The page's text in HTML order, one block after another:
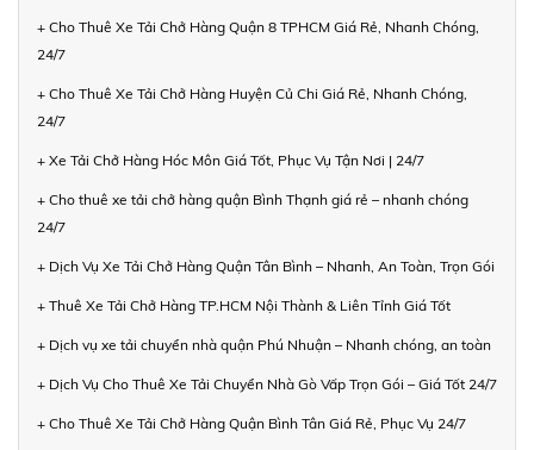
+ Cho Thuê Xe Tải Chở Hàng Quận 8 TPHCM Giá Rẻ, Nhanh Chóng,
24/7
+ Cho Thuê Xe Tải Chở Hàng Huyện Củ Chi Giá Rẻ, Nhanh Chóng,
24/7
+ Xe Tải Chở Hàng Hóc Môn Giá Tốt, Phục Vụ Tận Nơi | 24/7
+ Cho thuê xe tải chở hàng quận Bình Thạnh giá rẻ – nhanh chóng
24/7
+ Dịch Vụ Xe Tải Chở Hàng Quận Tân Bình – Nhanh, An Toàn, Trọn Gói
+ Thuê Xe Tải Chở Hàng TP.HCM Nội Thành & Liên Tỉnh Giá Tốt
+ Dịch vụ xe tải chuyển nhà quận Phú Nhuận – Nhanh chóng, an toàn
+ Dịch Vụ Cho Thuê Xe Tải Chuyển Nhà Gò Vấp Trọn Gói – Giá Tốt 24/7
+ Cho Thuê Xe Tải Chở Hàng Quận Bình Tân Giá Rẻ, Phục Vụ 24/7